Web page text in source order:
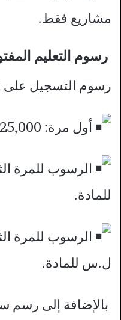
مشاريع فقط.
رسوم التعليم
رسوم التسجيل على
أول مرة: 25,000 ل.س للمادة.
للمادة.
ل.س للمادة.
بالإضافة إلى رسم سنوي